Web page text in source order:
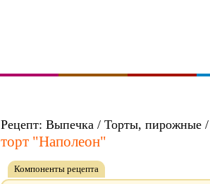
Рецепт: Выпечка / Торты, пирожные /
торт "Наполеон"
Компоненты рецепта